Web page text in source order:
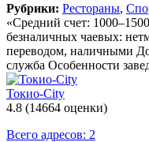
Рубрики: Рестораны,
«Средний счет:
безналичных чаевых:
переводом, наличными
служба Особенности
Токио-City
4.8 (14664 оценки)
Всего адресов: 2